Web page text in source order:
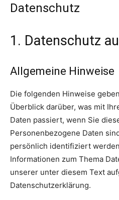
Datenschutz
1. Datenschutz
Allgemeine Hinweise
Die folgenden Hinweise
Überblick darüber, was mit
Daten passiert, wenn Sie
Personenbezogene Daten
persönlich identifiziert
Informationen zum Thema
unserer unter diesem Text
Datenschutzerklärung.